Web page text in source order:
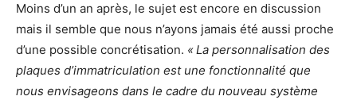
Moins d’un an après, le sujet est encore en discussion
mais il semble que nous n’ayons jamais été aussi proche
d’une possible concrétisation. « La personnalisation des
plaques d’immatriculation est une fonctionnalité que
nous envisageons dans le cadre du nouveau système